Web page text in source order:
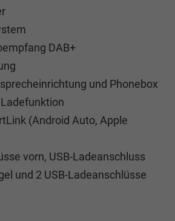
DAB+
und Phonebox
(Android Auto, Apple
vorn, USB-Ladeanschluss
und 2 USB-Ladeanschlüsse